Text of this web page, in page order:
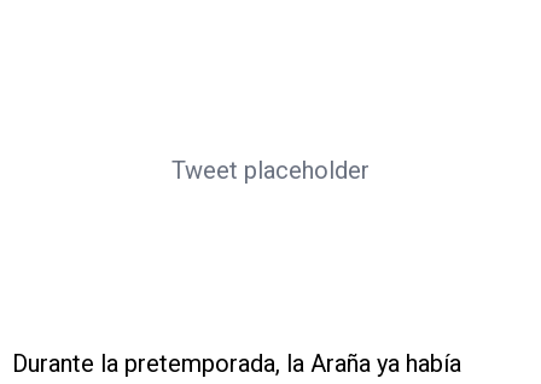
Tweet placeholder
Durante la pretemporada, la Araña ya había